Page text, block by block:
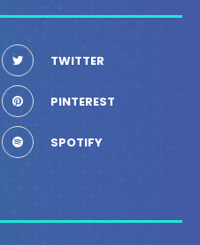
TWITTER
PINTEREST
SPOTIFY